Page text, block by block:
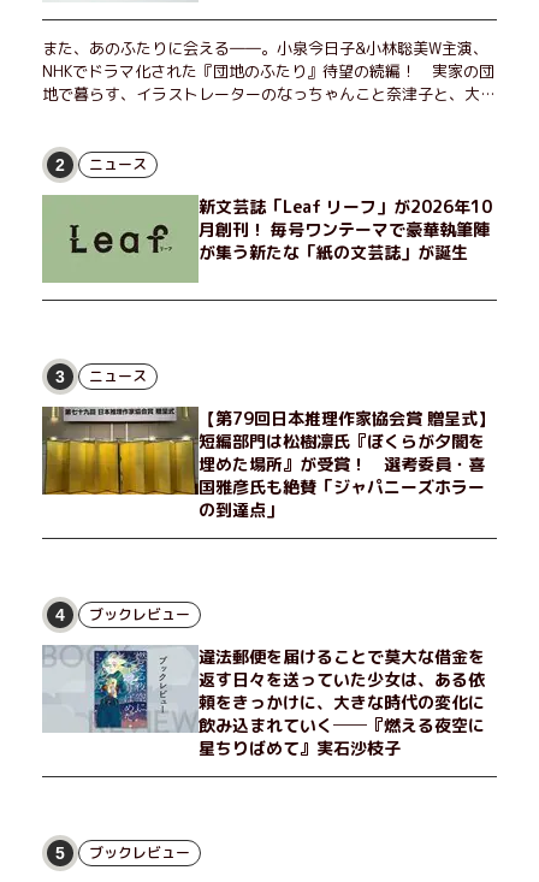
また、あのふたりに会える――。小泉今日子&小林聡美W主演、
NHKでドラマ化された『団地のふたり』待望の続編！ 実家の団
地で暮らす、イラストレーターのなっちゃんこと奈津子と、大学
げたり、部屋でふたりだけの「台湾映画祭」を催したり。50代
独身、幼なじみの変わらぬ友情とささやかな幸せの日々を描く。
2 ニュース
新文芸誌「Leaf リーフ」が2026年10
月創刊！ 毎号ワンテーマで豪華執筆陣
が集う新たな「紙の文芸誌」が誕生
3 ニュース
【第79回日本推理作家協会賞 贈呈式】
短編部門は松樹凛氏『ぼくらが夕闇を
埋めた場所』が受賞！ 選考委員・喜
国雅彦氏も絶賛「ジャパニーズホラー
の到達点」
4 ブックレビュー
違法郵便を届けることで莫大な借金を
返す日々を送っていた少女は、ある依
頼をきっかけに、大きな時代の変化に
飲み込まれていく──『燃える夜空に
星ちりばめて』実石沙枝子
5 ブックレビュー